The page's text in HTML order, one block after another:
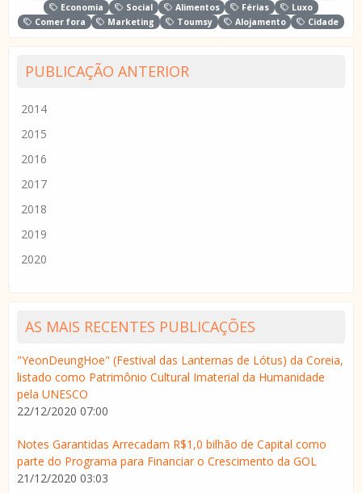
Economia
Social Alimentos Férias
Luxo
Comer fora
Marketing Toumsy Alojamento Cidade
PUBLICAÇÃO ANTERIOR
2014
2015
2016
2017
2018
2019
2020
AS MAIS RECENTES PUBLICAÇÕES
"YeonDeungHoe" (Festival das Lanternas de Lótus) da Coreia,
listado como Patrimônio Cultural Imaterial da Humanidade
pela UNESCO
22/12/2020 07:00
Notes Garantidas Arrecadam R$1,0 bilhão de Capital como
parte do Programa para Financiar o Crescimento da GOL
21/12/2020 03:03